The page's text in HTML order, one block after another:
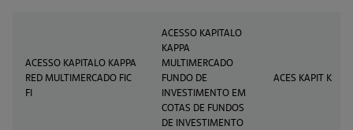
ACESSO KAPITALO KAPPA
RED MULTIMERCADO FIC
FI
ACESSO KAPITALO
KAPPA
MULTIMERCADO
FUNDO DE
INVESTIMENTO EM
COTAS DE FUNDOS
DE INVESTIMENTO
ACES KAPIT K